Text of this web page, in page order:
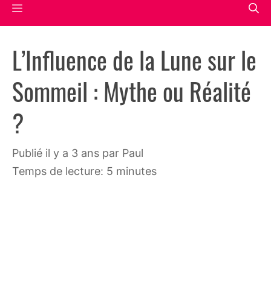
Menu
L’Influence de la Lune sur le
Sommeil : Mythe ou Réalité
?
publié il y a 3 ans par Paul
Temps de lecture: 5 minutes